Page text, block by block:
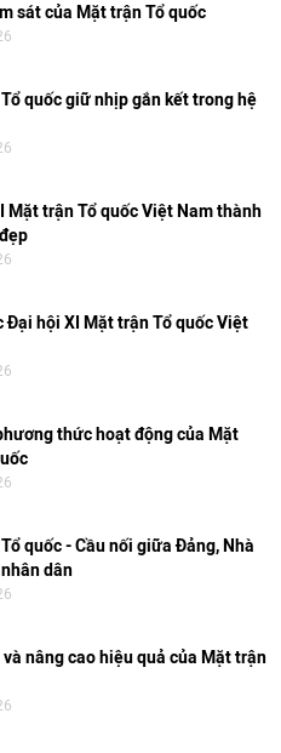
sát của Mặt trận Tổ quốc
quốc giữ nhịp gắn kết trong hệ
Mặt trận Tổ quốc Việt Nam thành
Đại hội XI Mặt trận Tổ quốc Việt
thức hoạt động của Mặt
quốc - Cầu nối giữa Đảng, Nhà
dân
nâng cao hiệu quả của Mặt trận